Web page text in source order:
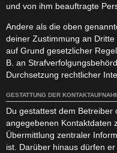
und von ihm beauftragte
Andere als die oben
deiner Zustimmung an
auf Grund gesetzlicher
B. an
Durchsetzung rechtlicher
GESTATTUNG DER
Du gestattest dem
angegebenen Kontaktdaten
Übermittlung zentraler
ist. Darüber hinaus dürfen